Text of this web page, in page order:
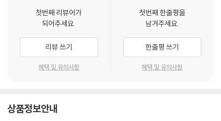
첫번째 리뷰어가
되어주세요.
리뷰 쓰기
혜택 및 유의사항
첫번째 한줄평을
남겨주세요.
한줄평 쓰기
혜택 및 유의사항
상품정보안내